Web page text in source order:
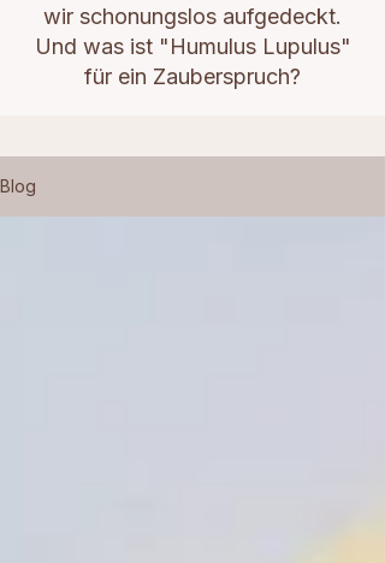
wir schonungslos aufgedeckt.
Und was ist "Humulus Lupulus"
für ein Zauberspruch?
Blog